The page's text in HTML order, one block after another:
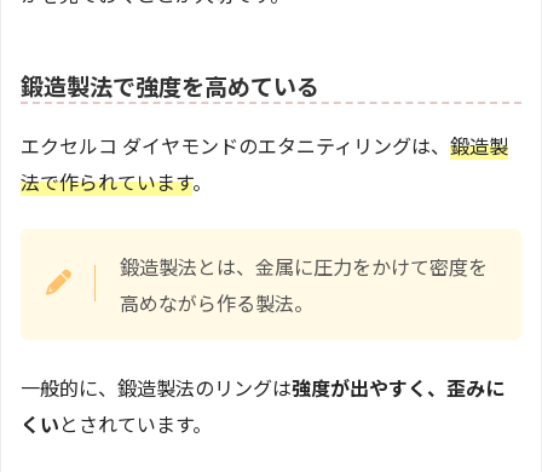
鍛造製法で強度を高めている
エクセルコ ダイヤモンドのエタニティリングは、 鍛造製
法で作られています。
鍛造製法とは、金属に圧力をかけて密度を
高めながら作る製法。
一般的に、鍛造製法のリングは強度が出やすく、歪みに
くいとされています。